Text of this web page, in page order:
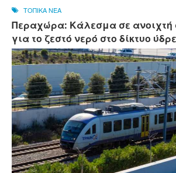
ΤΟΠΙΚΑ ΝΕΑ
Περαχώρα: Κάλεσμα σε ανοιχτή
για το ζεστό νερό στο δίκτυο